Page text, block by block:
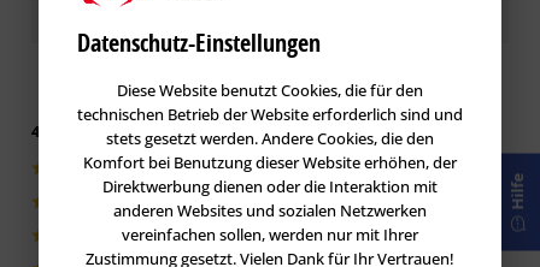
Kundenbewertungen / Erfahrungen
4.9 von 5 basieren auf 59 Bewertungen
54|92%
5|8%
0|0%
Hilfe
Datenschutz-Einstellungen
Diese Website benutzt Cookies, die für den
technischen Betrieb der Website erforderlich sind und
stets gesetzt werden. Andere Cookies, die den
Komfort bei Benutzung dieser Website erhöhen, der
Direktwerbung dienen oder die Interaktion mit
anderen Websites und sozialen Netzwerken
vereinfachen sollen, werden nur mit Ihrer
Zustimmung gesetzt. Vielen Dank für Ihr Vertrauen!